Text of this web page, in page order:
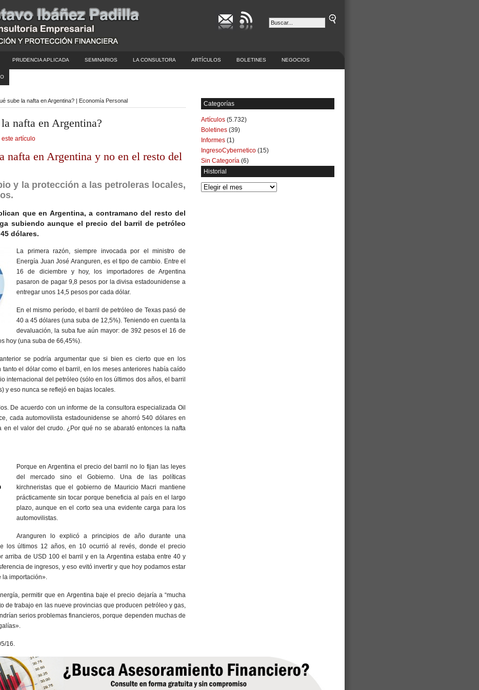
PRUDENCIA APLICADA SEMINARIOS LA CONSULTORA ARTÍCULOS BOLETINES NEGOCIOS
sube la nafta en Argentina? | Economía Personal
nafta en Argentina?
este artículo
nafta en Argentina y no en el resto del
y la protección a las petroleras locales,
que en Argentina, a contramano del resto del
subiendo aunque el precio del barril de petróleo
dólares.
La primera razón, siempre invocada por el ministro de
Energía Juan José Aranguren, es el tipo de cambio. Entre el
16 de diciembre y hoy, los importadores de Argentina
pasaron de pagar 9,8 pesos por la divisa estadounidense a
entregar unos 14,5 pesos por cada dólar.
En el mismo período, el barril de petróleo de Texas pasó de
40 a 45 dólares (una suba de 12,5%). Teniendo en cuenta la
devaluación, la suba fue aún mayor: de 392 pesos el 16 de
hoy (una suba de 66,45%).
se podría argumentar que si bien es cierto que en los
tanto el dólar como el barril, en los meses anteriores había caído
internacional del petróleo (sólo en los últimos dos años, el barril
y eso nunca se reflejó en bajas locales.
De acuerdo con un informe de la consultora especializada Oil
cada automovilista estadounidense se ahorró 540 dólares en
en el valor del crudo. ¿Por qué no se abarató entonces la nafta
Porque en Argentina el precio del barril no lo fijan las leyes
del mercado sino el Gobierno. Una de las políticas
kirchneristas que el gobierno de Mauricio Macri mantiene
prácticamente sin tocar porque beneficia al país en el largo
plazo, aunque en el corto sea una evidente carga para los
automovilistas.
Aranguren lo explicó a principios de año durante una
los últimos 12 años, en 10 ocurrió al revés, donde el precio
arriba de USD 100 el barril y en la Argentina estaba entre 40 y
de ingresos, y eso evitó invertir y que hoy podamos estar
la importación».
permitir que en Argentina baje el precio dejaría a “mucha
de trabajo en las nueve provincias que producen petróleo y gas,
serios problemas financieros, porque dependen muchas de
16.
Categorías
Artículos (5.732)
Boletines (39)
Informes (1)
IngresoCybernetico (15)
Sin Categoría (6)
Historial
Historial